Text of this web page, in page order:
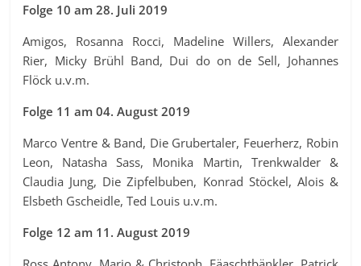
Folge 10 am 28. Juli 2019
Amigos, Rosanna Rocci, Madeline Willers, Alexander
Rier, Micky Brühl Band, Dui do on de Sell, Johannes
Flöck u.v.m.
Folge 11 am 04. August 2019
Marco Ventre & Band, Die Grubertaler, Feuerherz, Robin
Leon, Natasha Sass, Monika Martin, Trenkwalder &
Claudia Jung, Die Zipfelbuben, Konrad Stöckel, Alois &
Elsbeth Gscheidle, Ted Louis u.v.m.
Folge 12 am 11. August 2019